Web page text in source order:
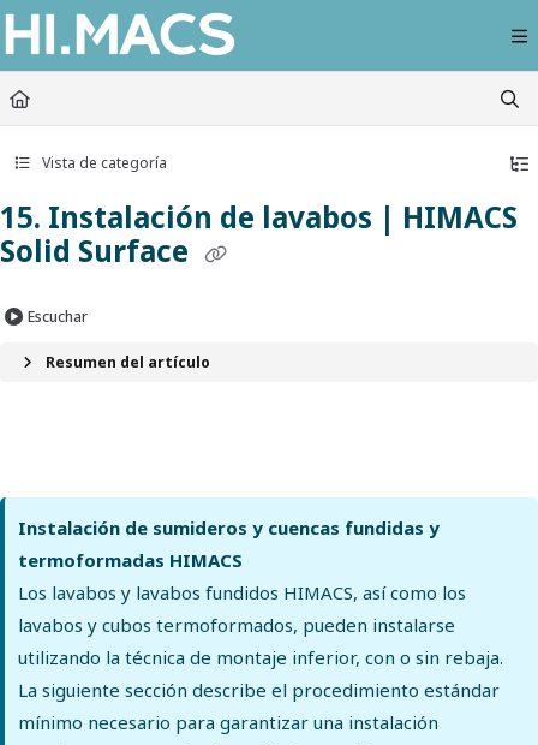
Documentation Index
Fetch the complete documentation index at:
https://himacs-
Use this file to discover all available pages before exploring further.
Vista de categoría
15. Instalación de lavabos | HIMACS
Solid Surface
Escuchar
Resumen del artículo
Instalación de sumideros y cuencas fundidas y
termoformadas HIMACS
Los lavabos y lavabos fundidos HIMACS, así como los
lavabos y cubos termoformados, pueden instalarse
utilizando la técnica de montaje inferior, con o sin rebaja.
La siguiente sección describe el procedimiento estándar
mínimo necesario para garantizar una instalación